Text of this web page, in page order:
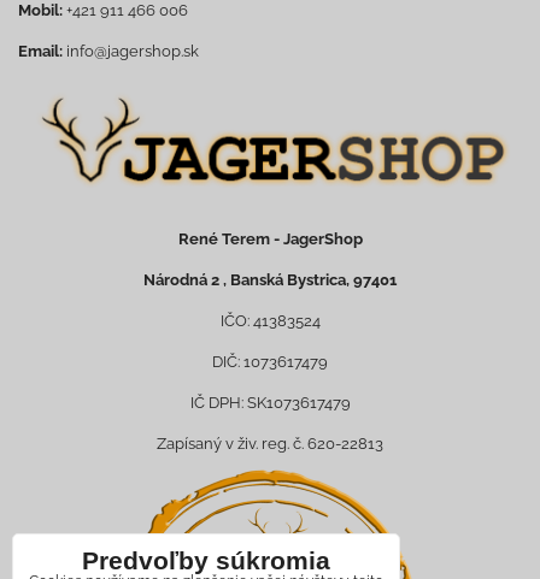
Mobil: +421 911 466 006
Email: info@jagershop.sk
René Terem - JagerShop
Národná 2 , Banská Bystrica, 97401
IČO: 41383524
DIČ: 1073617479
IČ DPH: SK1073617479
Zapísaný v živ. reg. č. 620-22813
Predvoľby súkromia